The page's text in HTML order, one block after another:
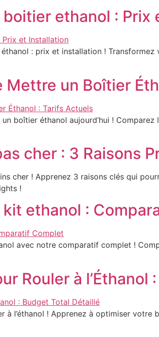
ethanol : Prix
: prix et installation !
Mettre un Boîtier
boîtier éthanol aujourd’hui !
cher : 3 Raisons
cher ! Apprenez 3 raisons clés qui
!
ethanol :
avec notre comparatif complet !
Rouler à l’Éthanol
à l’éthanol ! Apprenez à optimiser